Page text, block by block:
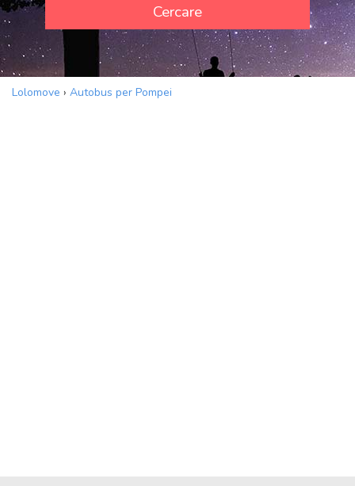
Cercare
Lolomove › Autobus per Pompei